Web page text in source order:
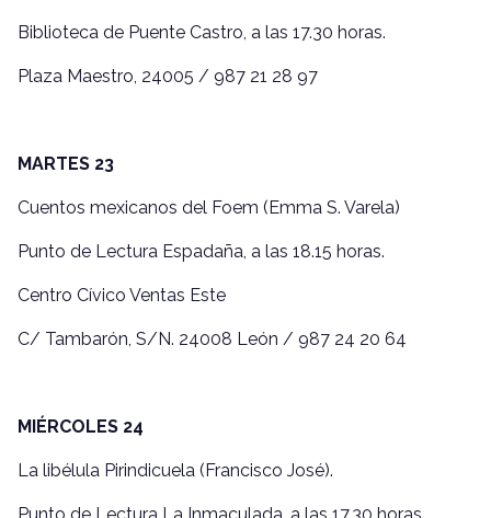
Biblioteca de Puente Castro, a las 17.30 horas.
Plaza Maestro, 24005 / 987 21 28 97
MARTES 23
Cuentos mexicanos del Foem (Emma S. Varela)
Punto de Lectura Espadaña, a las 18.15 horas.
Centro Cívico Ventas Este
C/ Tambarón, S/N. 24008 León / 987 24 20 64
MIÉRCOLES 24
La libélula Pirindicuela (Francisco José).